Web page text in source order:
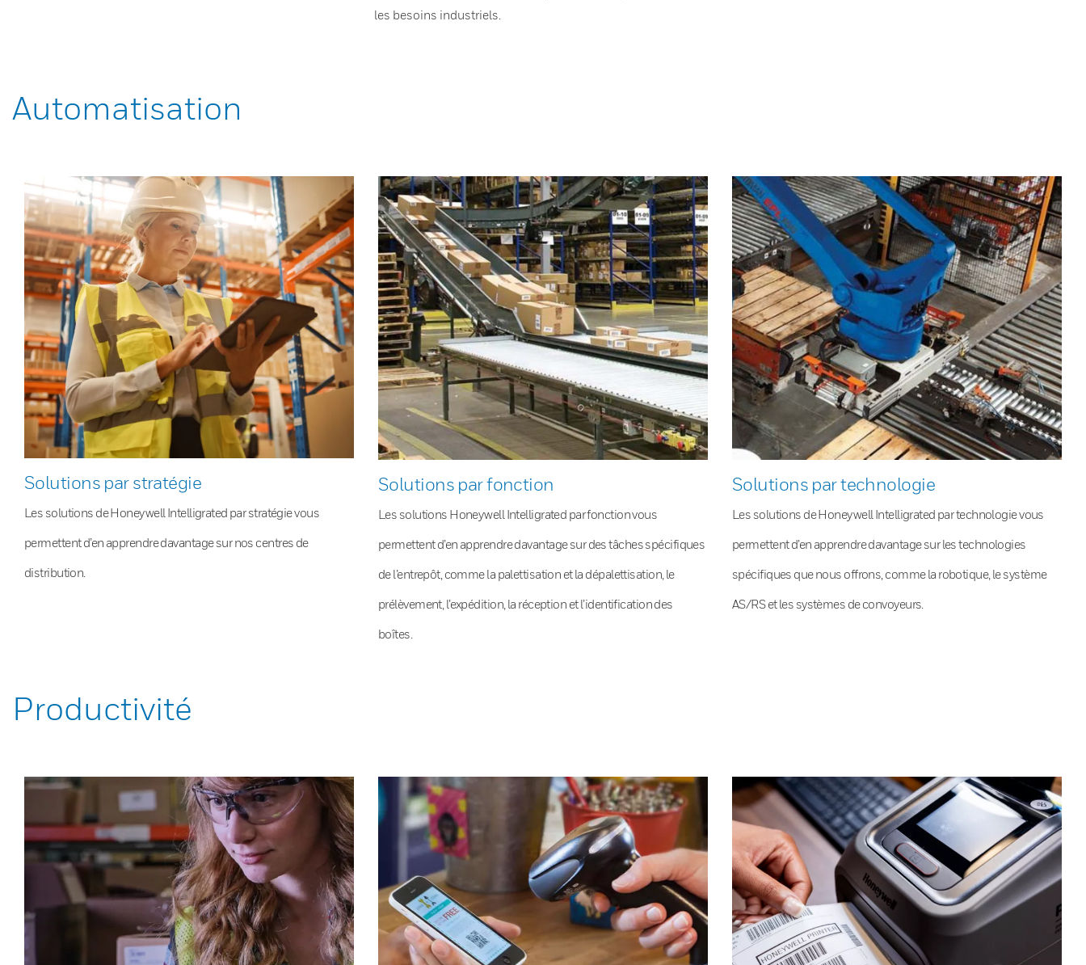
les besoins industriels.
Automatisation
Solutions par stratégie
Les solutions de Honeywell Intelligrated par stratégie vous
permettent d’en apprendre davantage sur nos centres de
distribution.
Solutions par fonction
Les solutions Honeywell Intelligrated par fonction vous
permettent d’en apprendre davantage sur des tâches spécifiques
de l’entrepôt, comme la palettisation et la dépalettisation, le
prélèvement, l’expédition, la réception et l’identification des
boîtes.
Solutions par technologie
Les solutions de Honeywell Intelligrated par technologie vous
permettent d’en apprendre davantage sur les technologies
spécifiques que nous offrons, comme la robotique, le système
AS/RS et les systèmes de convoyeurs.
Productivité